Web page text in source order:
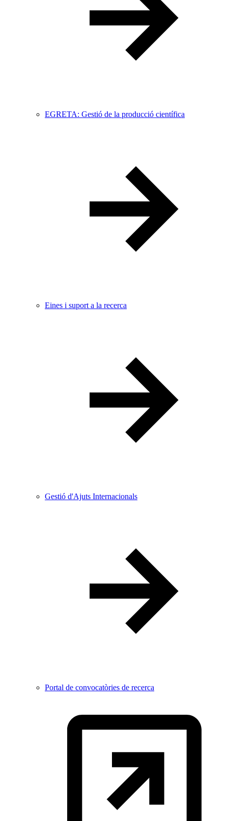
EGRETA: Gestió de la producció científica
Eines i suport a la recerca
Gestió d'Ajuts Internacionals
Portal de convocatòries de recerca